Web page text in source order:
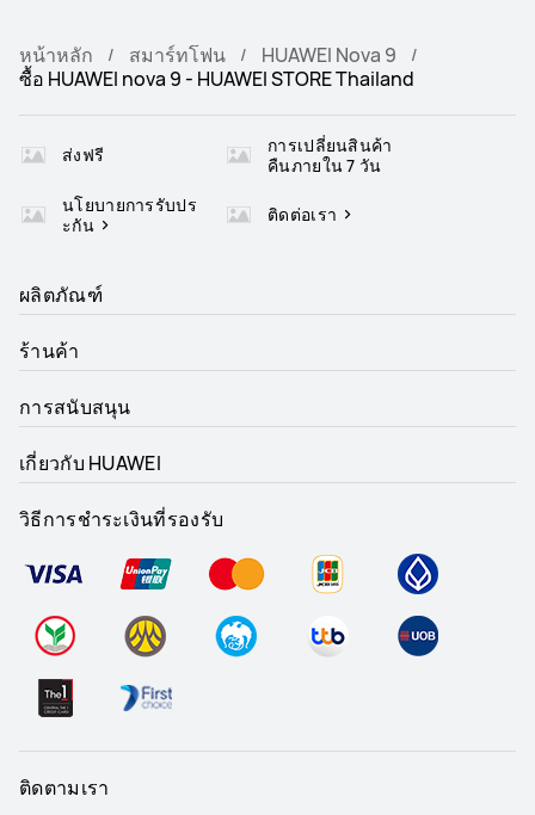
หน้าหลัก สมาร์ทโฟน
HUAWEI Nova 9
ซื้อ HUAWEI nova 9 - HUAWEI STORE Thailand
ส่งฟรี
การเปลี่ยนสินค้า
คืนภายใน 7 วัน
นโยบายการรับปร
ะกัน
ติดต่อเรา
ผลิตภัณฑ์
ร้านค้า
การสนับสนุน
เกี่ยวกับ HUAWEI
วิธีการชำระเงินที่รองรับ
ติดตามเรา